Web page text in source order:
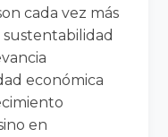
cada vez más
económica
en